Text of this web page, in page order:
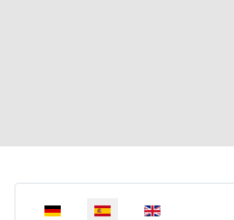
Select your language